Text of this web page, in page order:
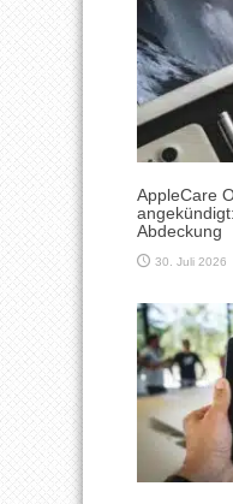
AppleCare
Abdeckung
30. Juli 2026